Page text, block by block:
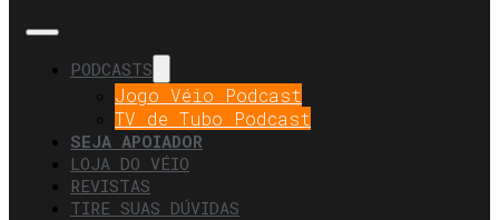
PODCASTS
Jogo Véio Podcast
TV de Tubo Podcast
SEJA APOIADOR
LOJA DO VÉIO
REVISTAS
TIRE SUAS DÚVIDAS